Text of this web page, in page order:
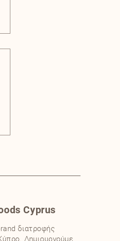
Cyprus
διατροφής
Δημιουργούμε